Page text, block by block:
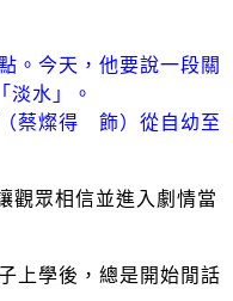
。今天，他要說一段關
淡水」。
蔡燦得 飾）從自幼至
觀眾相信並進入劇情當
上學後，總是開始閒話